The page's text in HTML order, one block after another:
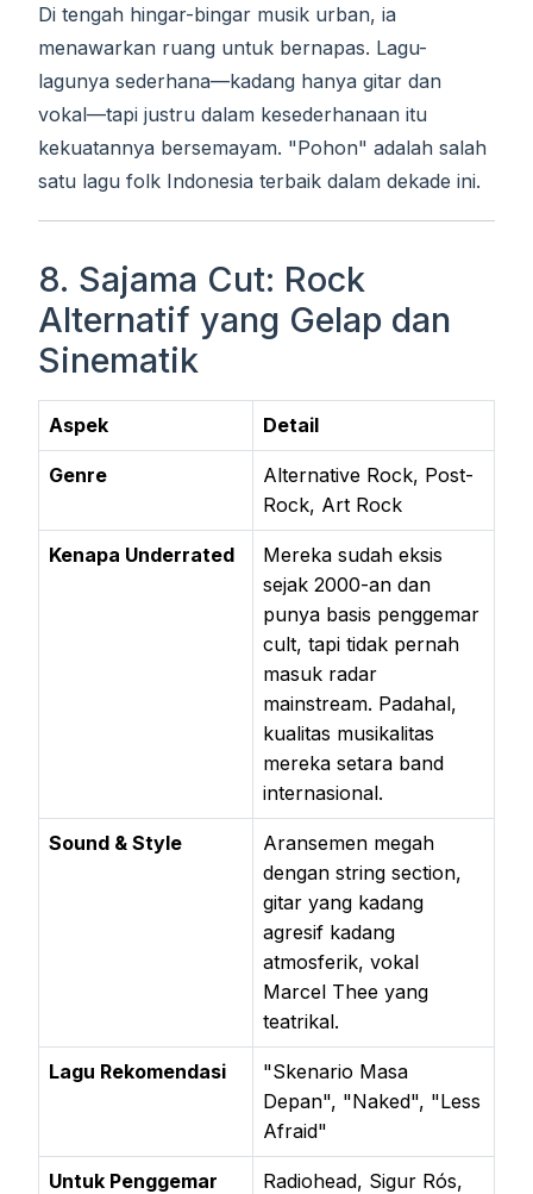
Di tengah hingar-bingar musik urban, ia
menawarkan ruang untuk bernapas. Lagu-
lagunya sederhana—kadang hanya gitar dan
vokal—tapi justru dalam kesederhanaan itu
kekuatannya bersemayam. "Pohon" adalah salah
satu lagu folk Indonesia terbaik dalam dekade ini.
8. Sajama Cut: Rock
Alternatif yang Gelap dan
Sinematik
Aspek Detail
Genre
Alternative Rock, Post-
Rock, Art Rock
Kenapa Underrated
Mereka sudah eksis
sejak 2000-an dan
punya basis penggemar
cult, tapi tidak pernah
masuk radar
mainstream. Padahal,
kualitas musikalitas
mereka setara band
internasional.
Sound & Style
Aransemen megah
dengan string section,
gitar yang kadang
agresif kadang
atmosferik, vokal
Marcel Thee yang
teatrikal.
Lagu Rekomendasi
"Skenario Masa
Depan", "Naked", "Less
Afraid"
Untuk Penggemar
Radiohead, Sigur Rós,